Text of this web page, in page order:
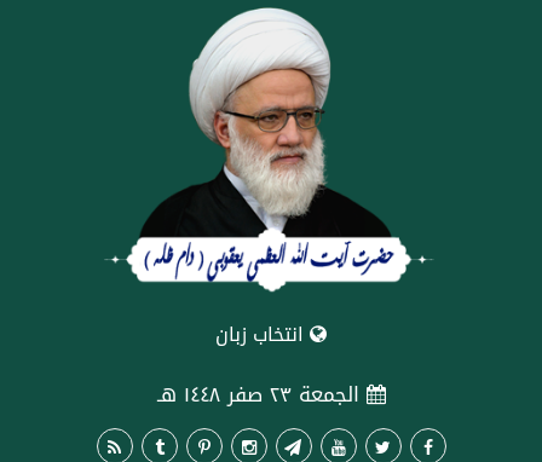
انتخاب زبان
الجمعة ٢٣ صفر ١٤٤٨ هـ